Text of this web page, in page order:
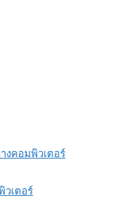
งคอมพิวเตอร์
วเตอร์